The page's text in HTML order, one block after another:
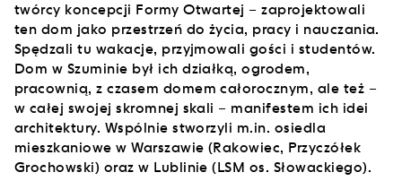
twórcy koncepcji Formy Otwartej – zaprojektowali
ten dom jako przestrzeń do życia, pracy i nauczania.
Spędzali tu wakacje, przyjmowali gości i studentów.
Dom w Szuminie był ich działką, ogrodem,
pracownią, z czasem domem całorocznym, ale też –
w całej swojej skromnej skali – manifestem ich idei
architektury. Wspólnie stworzyli m.in. osiedla
mieszkaniowe w Warszawie (Rakowiec, Przyczółek
Grochowski) oraz w Lublinie (LSM os. Słowackiego).